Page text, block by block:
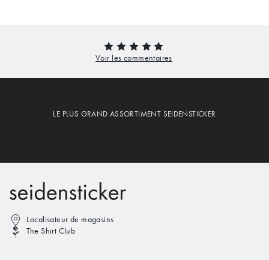
LE PLUS GRAND ASSORTIMENT SEIDENSTICKER
Localisateur de magasins
The Shirt Club